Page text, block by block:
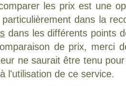
les prix est une
dans la
dans les différents points
de prix, merci
ne saurait être tenu
l'utilisation de ce service.